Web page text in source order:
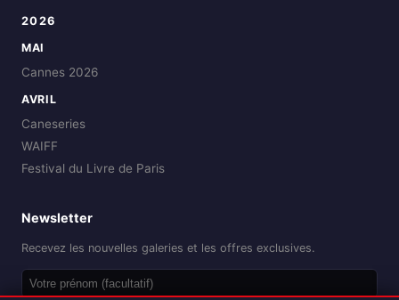
2026
MAI
Cannes 2026
AVRIL
Caneseries
WAIFF
Festival du Livre de Paris
Newsletter
Recevez les nouvelles galeries et les offres exclusives.